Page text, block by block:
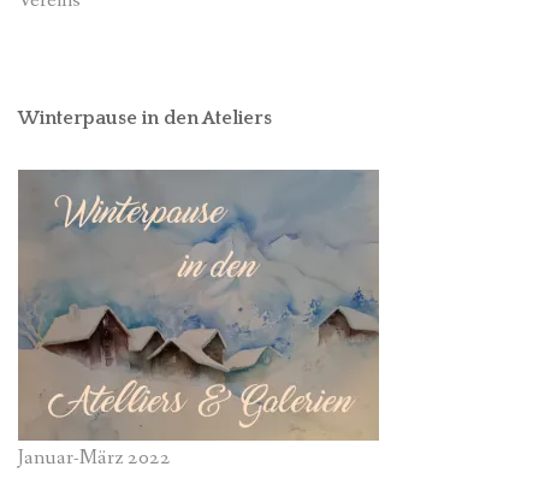
Winterpause in den Ateliers
Januar-März 2022